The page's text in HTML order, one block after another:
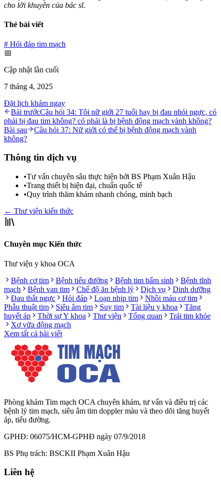
cho lời khuyên của bác sĩ.
Thẻ bài viết
# Hỏi đáp tim mạch
📅
Cập nhật lần cuối
7 tháng 4, 2025
Đặt lịch khám ngay
Bài trướcCâu hỏi 34: Tôi nữ giới 27 tuổi hay bị đau nhói ngực, có
phải bị đau tim không? có phải là bị bệnh động mạch vành không?
Bài sau
Câu hỏi 37: Nữ giới có thể bị bệnh động mạch vành
không?
Thông tin dịch vụ
•Tư vấn chuyên sâu thực hiện bởi BS Phạm Xuân Hậu
•Trang thiết bị hiện đại, chuẩn quốc tế
•Quy trình thăm khám nhanh chóng, minh bạch
← Thư viện kiến thức
Chuyên mục Kiến thức
Thư viện y khoa OCA
Bệnh cơ tim
Bệnh tiểu đường Bệnh tim bẩm sinh
Bệnh tĩnh
mạch
Bệnh van tim Chế độ ăn bệnh lý Dịch vụ
Dinh dưỡng
Đau thắt ngực
Hỏi đáp Loạn nhịp tim
Nhồi máu cơ tim
Phẫu thuật tim
Siêu âm tim Suy tim Tài liệu y khoa
Tăng
huyết áp
Thời sự Y khoa Thư viện Tổng quan
Trái tim khỏe
Xơ vữa động mạch
Xem tất cả bài viết
Phòng khám Tim mạch OCA chuyên khám, tư vấn và điều trị các
bệnh lý tim mạch, siêu âm tim doppler màu và theo dõi tăng huyết
áp, tiểu đường.
GPHĐ: 06075/HCM-GPHĐ ngày 07/9/2018
BS Phụ trách: BSCKII Phạm Xuân Hậu
Liên hệ